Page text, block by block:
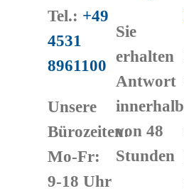
Tel.: +49
4531
8961100
Unsere
Bürozeiten:
Mo-Fr:
9-18 Uhr
Sie
erhalten
Antwort
innerhalb
von 48
Stunden